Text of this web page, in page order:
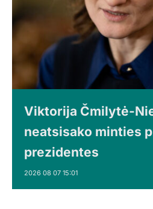
Viktorija Čmilytė-
neatsisako minties
prezidentes
2026 08 07 15:01